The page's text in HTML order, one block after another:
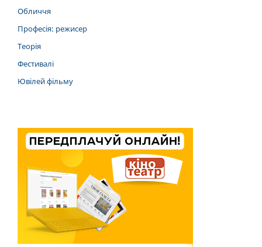
Обличчя
Професія: режисер
Теорія
Фестивалі
Ювілей фільму